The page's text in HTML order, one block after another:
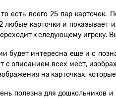
есть всего 25 пар
любые карточки и
к следующему
будет интересна еще и с
с описанием всех мест,
на карточках,
полезна для